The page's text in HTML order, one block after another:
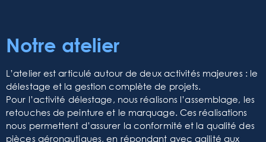
Notre atelier
L’atelier est articulé autour de deux activités majeures : le
délestage et la gestion complète de projets.
Pour l’activité délestage, nous réalisons l’assemblage, les
retouches de peinture et le marquage. Ces réalisations
nous permettent d’assurer la conformité et la qualité des
pièces aéronautiques, en répondant avec agilité aux